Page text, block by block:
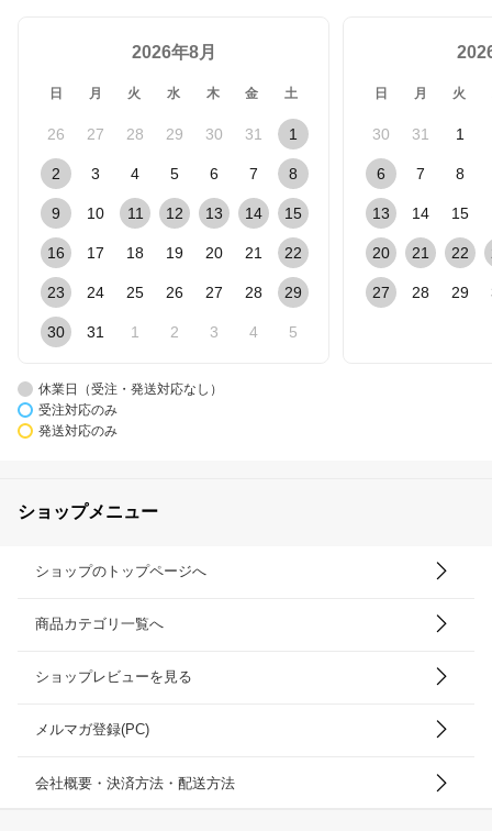
2026年8月
日 月 火 水 木 金 土
26 27 28 29 30 31 1
2 3 4 5 6 7 8
9 10 11 12 13 14 15
16 17 18 19 20 21 22
23 24 25 26 27 28 29
30 31 1 2 3 4 5
日 月 火
30 31 1
6 7 8
13 14 15
20 21 22
27 28 29
休業日（受注・発送対応なし）
受注対応のみ
発送対応のみ
ショップメニュー
ショップのトップページへ
商品カテゴリ一覧へ
ショップレビューを見る
メルマガ登録(PC)
会社概要・決済方法・配送方法